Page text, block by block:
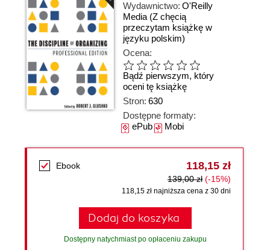
Wydawnictwo: O'Reilly
Media (Z chęcią
przeczytam książkę w
języku polskim)
Ocena:
Bądź pierwszym, który
oceni tę książkę
Stron: 630
Dostępne formaty:
ePubMobi
Ebook 118,15 zł
139,00 zł (-15%)
118,15 zł najniższa cena z 30 dni
Dodaj do koszyka
Dostępny natychmiast po opłaceniu zakupu